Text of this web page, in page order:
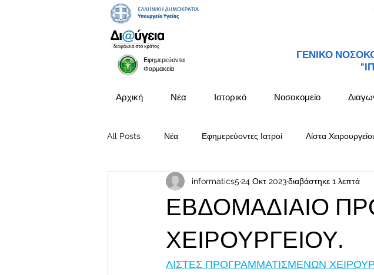
Εφημερεύοντα
Φαρμακεία
ΓΕΝΙΚΟ
Αρχική Νέα Ιστορικό Νοσοκομείο
All Posts Νέα Εφημερεύοντες Ιατροί Λίστα
Προκηρύξεις Θέσεων
ΕΒΔΟΜΑΔΙΑΙΟ
ΧΕΙΡΟΥΡΓΕΙΟΥ.
informatics5 24 Οκτ 2023διαβάστηκε 1 λεπτά
ΛΙΣΤΕΣ ΠΡΟΓΡΑΜΜΑΤΙΣΜΕΝΩΝ